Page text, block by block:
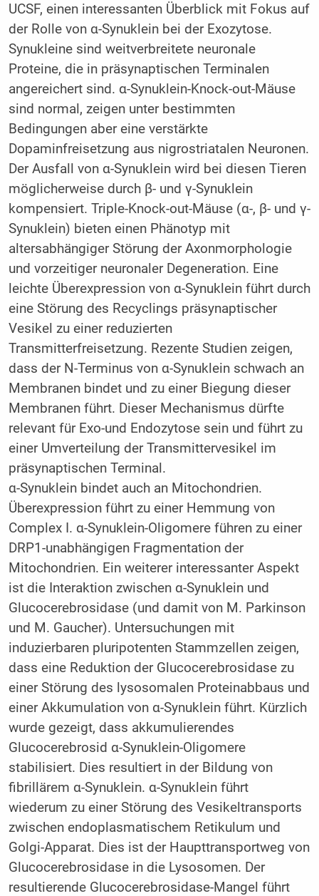
UCSF, einen interessanten Überblick mit Fokus auf
der Rolle von α-Synuklein bei der Exozytose.
Synukleine sind weitverbreitete neuronale
Proteine, die in präsynaptischen Terminalen
angereichert sind. α-Sy­nuklein-Knock-out-Mäuse
sind normal, zeigen unter bestimmten
Bedingungen aber eine verstärkte
Dopaminfreisetzung aus nigrostriatalen Neuronen.
Der Ausfall von α-Synuklein wird bei diesen Tieren
möglicherweise durch β- und γ-Synuklein
kompensiert. Triple-Knock-out-Mäuse (α-, β- und γ-
Synu­klein) bieten einen Phänotyp mit
altersabhängiger Störung der Axonmorphologie
und vorzeitiger neuronaler Degeneration. Eine
leichte Überexpression von α-Synuklein führt durch
eine Störung des Recyclings präsynaptischer
Vesikel zu einer reduzierten
Transmitterfreisetzung. Rezente Studien zeigen,
dass der N-Terminus von α-Synuklein schwach an
Membranen bindet und zu einer Biegung dieser
Membranen führt. Dieser Mechanismus dürfte
relevant für Exo-und Endozytose sein und führt zu
einer Umverteilung der Transmittervesikel im
präsynaptischen Terminal.
α-Synuklein bindet auch an Mitochondrien.
Überexpression führt zu einer Hemmung von
Complex I. α-Synuklein-Oligomere führen zu einer
DRP1-unabhängigen Fragmentation der
Mitochondrien. Ein weiterer interessanter Aspekt
ist die Interaktion zwischen α-Sy­nuklein und
Glucocerebrosidase (und damit von M. Parkinson
und M. Gaucher). Untersuchungen mit
induzierbaren pluripotenten Stammzellen zeigen,
dass eine Reduktion der Glucocerebrosidase zu
einer Störung des lysosomalen Proteinabbaus und
einer Akkumulation von α-Synuklein führt. Kürzlich
wurde gezeigt, dass akkumulierendes
Glucocerebrosid α-Synuklein-Oligomere
stabilisiert. Dies resultiert in der Bildung von
fibrillärem α-Synuklein. α-Synuklein führt
wiederum zu einer Störung des Vesikeltransports
zwischen endoplasmatischem Retikulum und
Golgi-Apparat. Dies ist der Haupttransportweg von
Glucocerebrosidase in die Lysosomen. Der
resultierende Glucocerebrosidase-Mangel führt